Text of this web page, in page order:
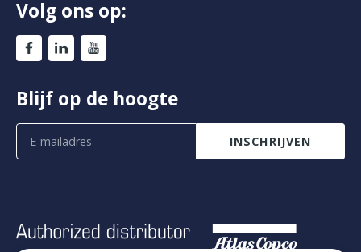
Volg ons op:
Blijf op de hoogte
INSCHRIJVEN